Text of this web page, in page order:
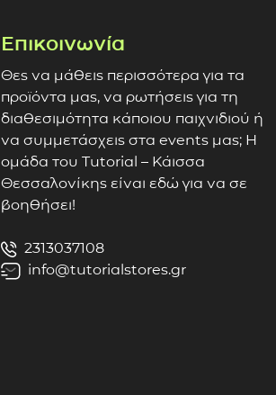
Επικοινωνία
Θες να μάθεις περισσότερα για τα
προϊόντα μας, να ρωτήσεις για τη
διαθεσιμότητα κάποιου παιχνιδιού ή
να συμμετάσχεις στα events μας; Η
ομάδα του Tutorial – Κάισσα
Θεσσαλονίκης είναι εδώ για να σε
βοηθήσει!
2313037108
info@tutorialstores.gr